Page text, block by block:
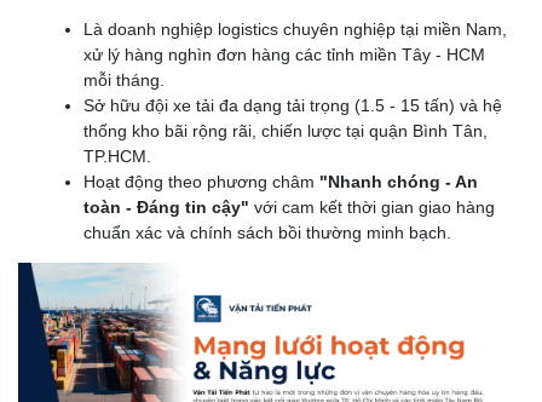
Là doanh nghiệp logistics chuyên nghiệp tại miền Nam,
xử lý hàng nghìn đơn hàng các tỉnh miền Tây - HCM
mỗi tháng.
Sở hữu đội xe tải đa dạng tải trọng (1.5 - 15 tấn) và hệ
thống kho bãi rộng rãi, chiến lược tại quận Bình Tân,
TP.HCM.
Hoạt động theo phương châm "Nhanh chóng - An
toàn - Đáng tin cậy" với cam kết thời gian giao hàng
chuẩn xác và chính sách bồi thường minh bạch.